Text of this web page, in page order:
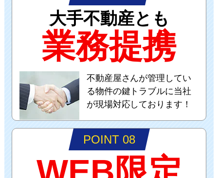
大手不動産とも
業務提携
不動産屋さんが管理してい
る物件の鍵トラブルに当社
が現場対応しております！
POINT 08